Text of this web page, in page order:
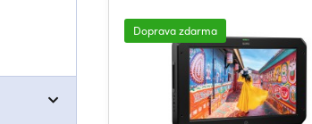
Doprava zdarma